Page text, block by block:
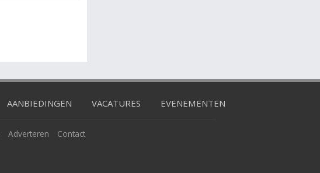
AANBIEDINGEN VACATURES EVENEMENTEN
Adverteren Contact